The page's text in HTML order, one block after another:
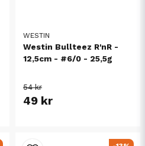
WESTIN
Westin Bullteez R'nR -
12,5cm - #6/0 - 25,5g
54 kr
49 kr